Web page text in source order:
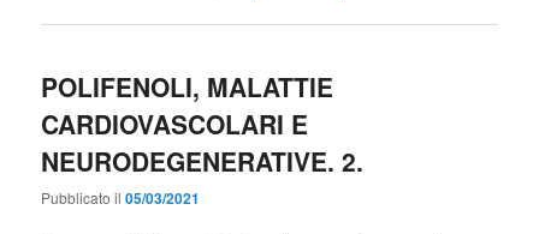
POLIFENOLI, MALATTIE
CARDIOVASCOLARI E
NEURODEGENERATIVE. 2.
Pubblicato il05/03/2021